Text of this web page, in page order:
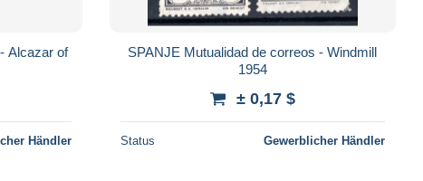
Alcazar of
Händler
SPANJE Mutualidad de correos - Windmill
1954
± 0,17 $
Status Gewerblicher Händler